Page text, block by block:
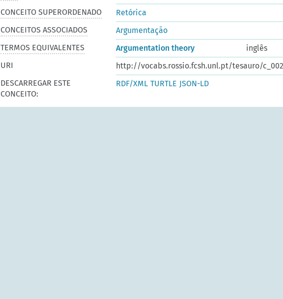
CONCEITO SUPERORDENADO
Retórica
CONCEITOS ASSOCIADOS
Argumentação
TERMOS EQUIVALENTES
Argumentation theory
inglês
URI
http://vocabs.rossio.fcsh.unl.pt/tesauro/
DESCARREGAR ESTE
CONCEITO:
RDF/XML TURTLE JSON-LD